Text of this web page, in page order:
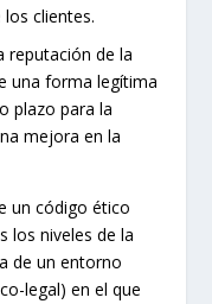
clientes.
reputación de la
una forma legítima
plazo para la
mejora en la
un código ético
los niveles de la
de un entorno
legal) en el que